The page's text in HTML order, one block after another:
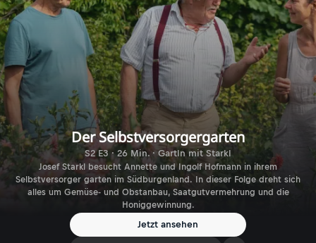
Der Selbstversorgergarten
S2 E3 · 26 Min. · Gartln mit Starkl
Josef Starkl besucht Annette und Ingolf Hofmann in ihrem
Selbstversorger garten im Südburgenland. In dieser Folge dreht sich
alles um Gemüse- und Obstanbau, Saatgutvermehrung und die
Honiggewinnung.
Jetzt ansehen